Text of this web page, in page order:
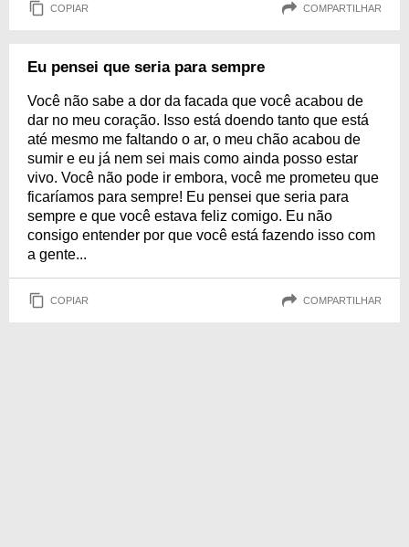
COPIAR COMPARTILHAR
Eu pensei que seria para sempre
Você não sabe a dor da facada que você acabou de
dar no meu coração. Isso está doendo tanto que está
até mesmo me faltando o ar, o meu chão acabou de
sumir e eu já nem sei mais como ainda posso estar
vivo. Você não pode ir embora, você me prometeu que
ficaríamos para sempre! Eu pensei que seria para
sempre e que você estava feliz comigo. Eu não
consigo entender por que você está fazendo isso com
a gente...
COPIAR COMPARTILHAR